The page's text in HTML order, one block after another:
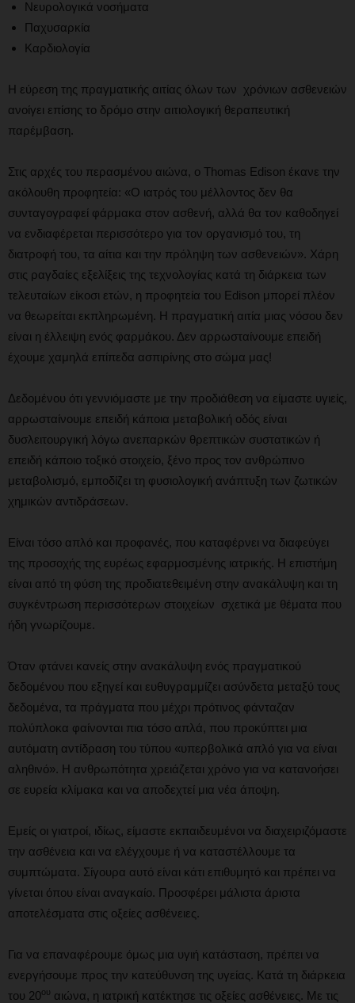
Νευρολογικά νοσήματα
Παχυσαρκία
Καρδιολογία
Η εύρεση της πραγματικής αιτίας όλων των χρόνιων ασθενειών
ανοίγει επίσης το δρόμο στην αιτιολογική θεραπευτική
παρέμβαση.
Στις αρχές του περασμένου αιώνα, ο Thomas Edison έκανε την
ακόλουθη προφητεία: «Ο ιατρός του μέλλοντος δεν θα
συνταγογραφεί φάρμακα στον ασθενή, αλλά θα τον καθοδηγεί
να ενδιαφέρεται περισσότερο για τον οργανισμό του, τη
διατροφή του, τα αίτια και την πρόληψη των ασθενειών». Χάρη
στις ραγδαίες εξελίξεις της τεχνολογίας κατά τη διάρκεια των
τελευταίων είκοσι ετών, η προφητεία του Edison μπορεί πλέον
να θεωρείται εκπληρωμένη. Η πραγματική αιτία μιας νόσου δεν
είναι η έλλειψη ενός φαρμάκου. Δεν αρρωσταίνουμε επειδή
έχουμε χαμηλά επίπεδα ασπιρίνης στο σώμα μας!
Δεδομένου ότι γεννιόμαστε με την προδιάθεση να είμαστε υγιείς,
αρρωσταίνουμε επειδή κάποια μεταβολική οδός είναι
δυσλειτουργική λόγω ανεπαρκών θρεπτικών συστατικών ή
επειδή κάποιο τοξικό στοιχείο, ξένο προς τον ανθρώπινο
μεταβολισμό, εμποδίζει τη φυσιολογική ανάπτυξη των ζωτικών
χημικών αντιδράσεων.
Είναι τόσο απλό και προφανές, που καταφέρνει να διαφεύγει
της προσοχής της ευρέως εφαρμοσμένης ιατρικής. Η επιστήμη
είναι από τη φύση της προδιατεθειμένη στην ανακάλυψη και τη
συγκέντρωση περισσότερων στοιχείων σχετικά με θέματα που
ήδη γνωρίζουμε.
Όταν φτάνει κανείς στην ανακάλυψη ενός πραγματικού
δεδομένου που εξηγεί και ευθυγραμμίζει ασύνδετα μεταξύ τους
δεδομένα, τα πράγματα που μέχρι πρότινος φάνταζαν
πολύπλοκα φαίνονται πια τόσο απλά, που προκύπτει μια
αυτόματη αντίδραση του τύπου «υπερβολικά απλό για να είναι
αληθινό». Η ανθρωπότητα χρειάζεται χρόνο για να κατανοήσει
σε ευρεία κλίμακα και να αποδεχτεί μια νέα άποψη.
Εμείς οι γιατροί, ιδίως, είμαστε εκπαιδευμένοι να διαχειριζόμαστε
την ασθένεια και να ελέγχουμε ή να καταστέλλουμε τα
συμπτώματα. Σίγουρα αυτό είναι κάτι επιθυμητό και πρέπει να
γίνεται όπου είναι αναγκαίο. Προσφέρει μάλιστα άριστα
αποτελέσματα στις οξείες ασθένειες.
Για να επαναφέρουμε όμως μια υγιή κατάσταση, πρέπει να
ενεργήσουμε προς την κατεύθυνση της υγείας. Κατά τη διάρκεια
του 20ου αιώνα, η ιατρική κατέκτησε τις οξείες ασθένειες. Με τις